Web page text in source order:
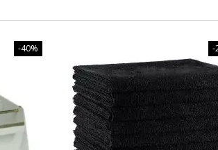
-40% -